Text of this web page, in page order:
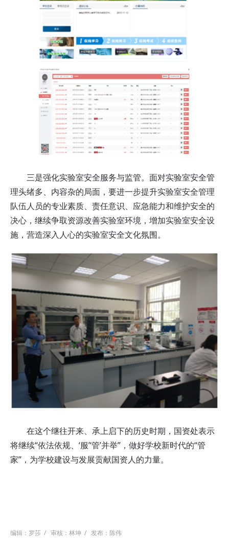
三是强化实验室安全服务与监管。面对实验室安全管
理头绪多、内容杂的局面，要进一步提升实验室安全管理
队伍人员的专业素质、责任意识、应急能力和维护安全的
决心，继续争取资源改善实验室环境，增加实验室安全设
施，营造深入人心的实验室安全文化氛围。
在这个继往开来、承上启下的历史时期，国资处表示
将继续“依法依规、‘服’‘管’并举”，做好学校新时代的“管
家”，为学校建设与发展贡献国资人的力量。
编辑：罗莎 / 审核：林坤 / 发布：陈伟